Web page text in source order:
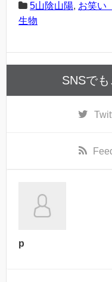
5山陰山陽, お笑い
生物
SNSでも
p